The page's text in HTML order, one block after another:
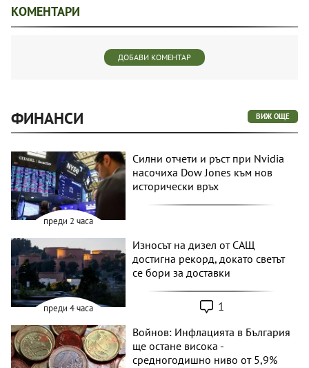
КОМЕНТАРИ
ДОБАВИ КОМЕНТАР
ФИНАНСИ ВИЖ ОЩЕ
преди 2 часа
Силни отчети и ръст при Nvidia
насочиха Dow Jones към нов
исторически връх
преди 4 часа
Износът на дизел от САЩ
достигна рекорд, докато светът
се бори за доставки
1
Войнов: Инфлацията в България
ще остане висока -
средногодишно ниво от 5,9%